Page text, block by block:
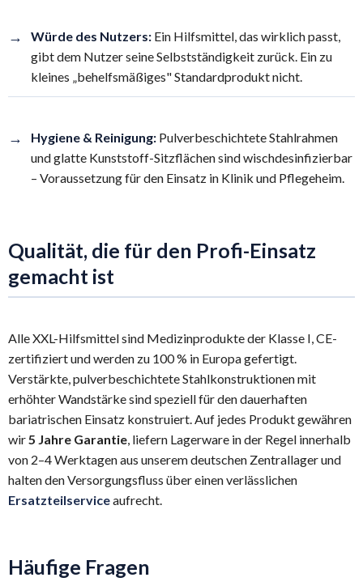
→ Würde des Nutzers: Ein Hilfsmittel, das wirklich passt,
gibt dem Nutzer seine Selbstständigkeit zurück. Ein zu
kleines „behelfsmäßiges" Standardprodukt nicht.
→ Hygiene & Reinigung: Pulverbeschichtete Stahlrahmen
und glatte Kunststoff-Sitzflächen sind wischdesinfizierbar
– Voraussetzung für den Einsatz in Klinik und Pflegeheim.
Qualität, die für den Profi-Einsatz
gemacht ist
Alle XXL-Hilfsmittel sind Medizinprodukte der Klasse I, CE-
zertifiziert und werden zu 100 % in Europa gefertigt.
Verstärkte, pulverbeschichtete Stahlkonstruktionen mit
erhöhter Wandstärke sind speziell für den dauerhaften
bariatrischen Einsatz konstruiert. Auf jedes Produkt gewähren
wir5 Jahre Garantie, liefern Lagerware in der Regel innerhalb
von 2–4 Werktagen aus unserem deutschen Zentrallager und
halten den Versorgungsfluss über einen verlässlichen
Ersatzteilserviceaufrecht.
Häufige Fragen